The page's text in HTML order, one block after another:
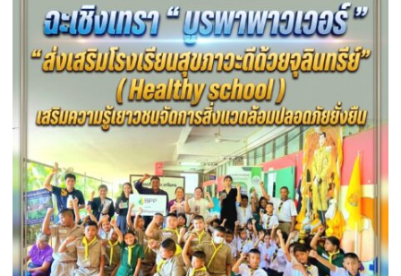
สิง
หา
วัน
รพี“
อุดมคติ
นัก
กฎหมาย
ภาย
ใต้
วิกฤติ
ศรัทธา